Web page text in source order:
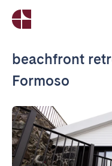
beachfront
Formoso